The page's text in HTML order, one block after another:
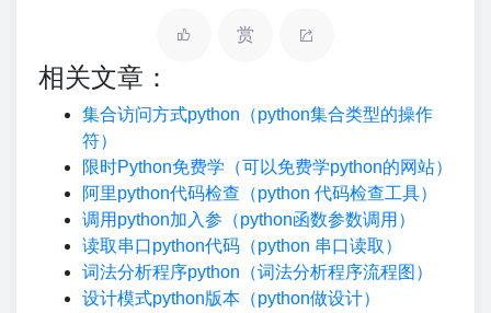
赏
相关文章：
集合访问方式python（python集合类型的操作
符）
限时Python免费学（可以免费学python的网站）
阿里python代码检查（python 代码检查工具）
调用python加入参（python函数参数调用）
读取串口python代码（python 串口读取）
词法分析程序python（词法分析程序流程图）
设计模式python版本（python做设计）